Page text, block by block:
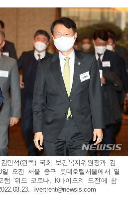
민석(왼쪽) 국회 보건복지위원장과 김
일 오전 서울 중구 롯데호텔서울에서 열
럼 '위드 코로나, K바이오의 도전'에 참
livertrent@newsis.com